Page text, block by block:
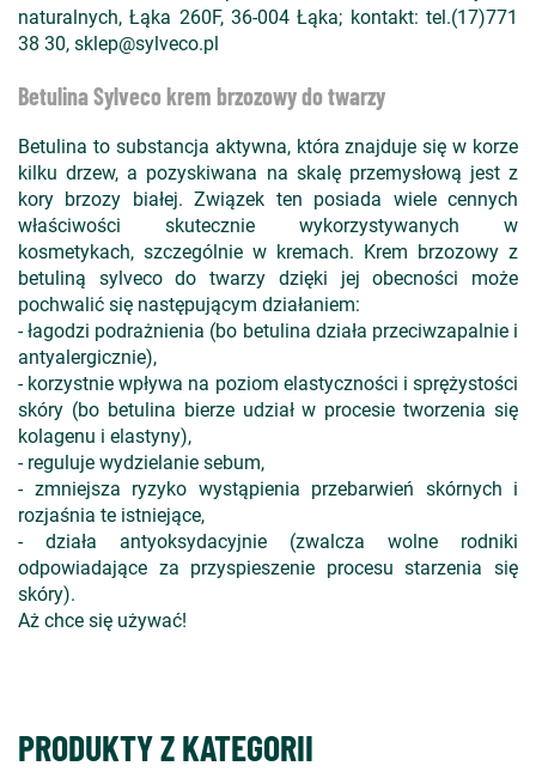
naturalnych, Łąka 260F, 36-004 Łąka; kontakt: tel.(17)771
38 30, sklep@sylveco.pl
Betulina Sylveco krem brzozowy do twarzy
Betulina to substancja aktywna, która znajduje się w korze
kilku drzew, a pozyskiwana na skalę przemysłową jest z
kory brzozy białej. Związek ten posiada wiele cennych
właściwości skutecznie wykorzystywanych w
kosmetykach, szczególnie w kremach. Krem brzozowy z
betuliną sylveco do twarzy dzięki jej obecności może
pochwalić się następującym działaniem:
- łagodzi podrażnienia (bo betulina działa przeciwzapalnie i
antyalergicznie),
- korzystnie wpływa na poziom elastyczności i sprężystości
skóry (bo betulina bierze udział w procesie tworzenia się
kolagenu i elastyny),
- reguluje wydzielanie sebum,
- zmniejsza ryzyko wystąpienia przebarwień skórnych i
rozjaśnia te istniejące,
- działa antyoksydacyjnie (zwalcza wolne rodniki
odpowiadające za przyspieszenie procesu starzenia się
skóry).
Aż chce się używać!
PRODUKTY Z KATEGORII